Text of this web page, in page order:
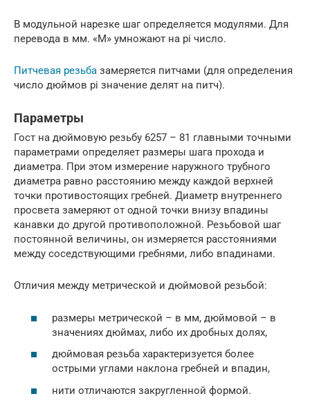
В модульной нарезке шаг определяется модулями. Для
перевода в мм. «M» умножают на pi число.
Питчевая резьба замеряется питчами (для определения
число дюймов pi значение делят на питч).
Параметры
Гост на дюймовую резьбу 6257 – 81 главными точными
параметрами определяет размеры шага прохода и
диаметра. При этом измерение наружного трубного
диаметра равно расстоянию между каждой верхней
точки противостоящих гребней. Диаметр внутреннего
просвета замеряют от одной точки внизу впадины
канавки до другой противоположной. Резьбовой шаг
постоянной величины, он измеряется расстояниями
между соседствующими гребнями, либо впадинами.
Отличия между метрической и дюймовой резьбой:
размеры метрической – в мм, дюймовой – в
значениях дюймах, либо их дробных долях,
дюймовая резьба характеризуется более
острыми углами наклона гребней и впадин,
нити отличаются закругленной формой.